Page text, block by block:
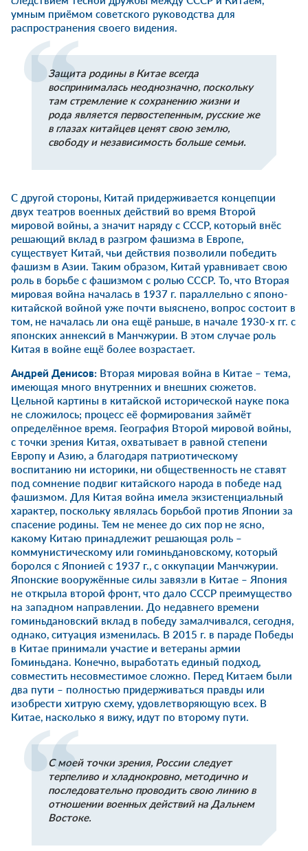
умным приёмом советского руководства для
распространения своего видения.
Защита родины в Китае всегда
воспринималась неоднозначно, поскольку
там стремление к сохранению жизни и
рода является первостепенным, русские же
в глазах китайцев ценят свою землю,
свободу и независимость больше семьи.
С другой стороны, Китай придерживается концепции
двух театров военных действий во время Второй
мировой войны, а значит наряду с СССР, который внёс
решающий вклад в разгром фашизма в Европе,
существует Китай, чьи действия позволили победить
фашизм в Азии. Таким образом, Китай уравнивает свою
роль в борьбе с фашизмом с ролью СССР. То, что Вторая
мировая война началась в 1937 г. параллельно с японо-
китайской войной уже почти выяснено, вопрос состоит в
том, не началась ли она ещё раньше, в начале 1930-х гг. с
японских аннексий в Манчжурии. В этом случае роль
Китая в войне ещё более возрастает.
Андрей Денисов: Вторая мировая война в Китае – тема,
имеющая много внутренних и внешних сюжетов.
Цельной картины в китайской исторической науке пока
не сложилось; процесс её формирования займёт
определённое время. География Второй мировой войны,
с точки зрения Китая, охватывает в равной степени
Европу и Азию, а благодаря патриотическому
воспитанию ни историки, ни общественность не ставят
под сомнение подвиг китайского народа в победе над
фашизмом. Для Китая война имела экзистенциальный
характер, поскольку являлась борьбой против Японии за
спасение родины. Тем не менее до сих пор не ясно,
какому Китаю принадлежит решающая роль –
коммунистическому или гоминьдановскому, который
боролся с Японией с 1937 г., с оккупации Манчжурии.
Японские вооружённые силы завязли в Китае – Япония
не открыла второй фронт, что дало СССР преимущество
на западном направлении. До недавнего времени
гоминьдановский вклад в победу замалчивался, сегодня,
однако, ситуация изменилась. В 2015 г. в параде Победы
в Китае принимали участие и ветераны армии
Гоминьдана. Конечно, выработать единый подход,
совместить несовместимое сложно. Перед Китаем были
два пути – полностью придерживаться правды или
изобрести хитрую схему, удовлетворяющую всех. В
Китае, насколько я вижу, идут по второму пути.
С моей точки зрения, России следует
терпеливо и хладнокровно, методично и
последовательно проводить свою линию в
отношении военных действий на Дальнем
Востоке.